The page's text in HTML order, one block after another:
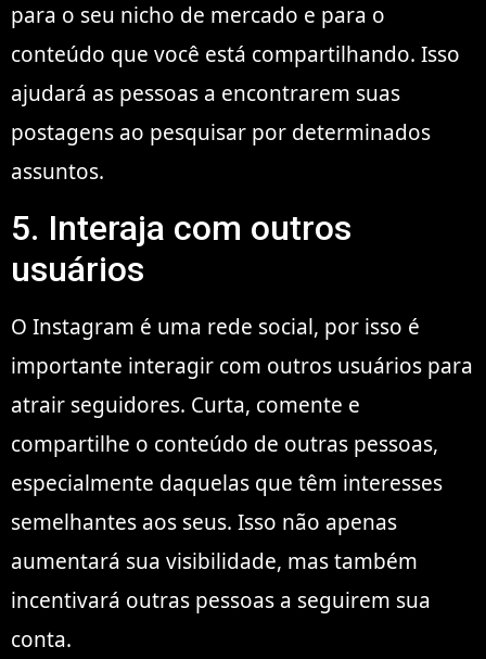
para o seu nicho de mercado e para o
conteúdo que você está compartilhando. Isso
ajudará as pessoas a encontrarem suas
postagens ao pesquisar por determinados
assuntos.
5. Interaja com outros
usuários
O Instagram é uma rede social, por isso é
importante interagir com outros usuários para
atrair seguidores. Curta, comente e
compartilhe o conteúdo de outras pessoas,
especialmente daquelas que têm interesses
semelhantes aos seus. Isso não apenas
aumentará sua visibilidade, mas também
incentivará outras pessoas a seguirem sua
conta.